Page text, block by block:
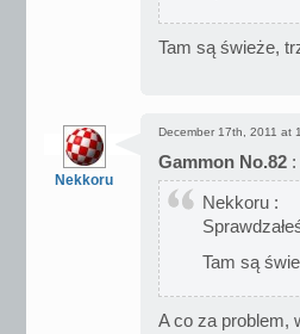
Tam są świeże,
Nekkoru
December 17th, 2011 at
Gammon No.82 :
Nekkoru :
Tam są
A co za problem,